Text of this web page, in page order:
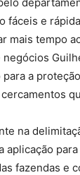
fáceis e
tempo
a
na
aplicação
fazendas e